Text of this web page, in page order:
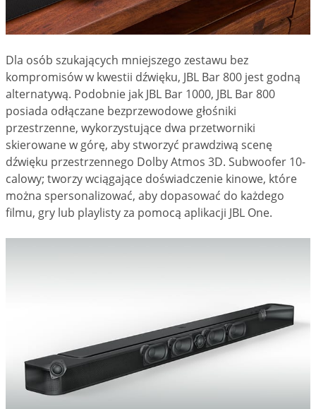
Dla osób szukających mniejszego zestawu bez
kompromisów w kwestii dźwięku, JBL Bar 800 jest godną
alternatywą. Podobnie jak JBL Bar 1000, JBL Bar 800
posiada odłączane bezprzewodowe głośniki
przestrzenne, wykorzystujące dwa przetworniki
skierowane w górę, aby stworzyć prawdziwą scenę
dźwięku przestrzennego Dolby Atmos 3D. Subwoofer 10-
calowy; tworzy wciągające doświadczenie kinowe, które
można spersonalizować, aby dopasować do każdego
filmu, gry lub playlisty za pomocą aplikacji JBL One.